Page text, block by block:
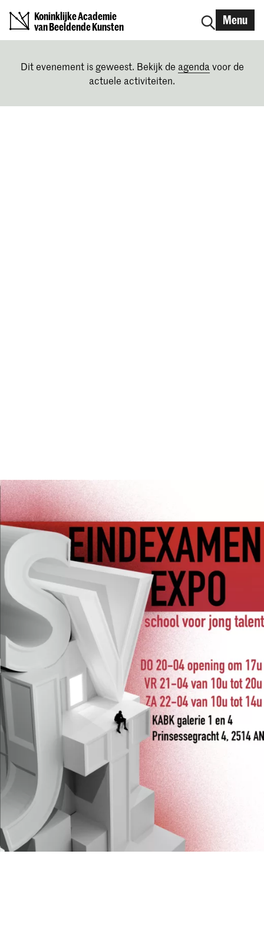
Koninklijke Academie
van Beeldende Kunsten
Menu
Dit evenement is geweest. Bekijk de agenda voor de
actuele activiteiten.